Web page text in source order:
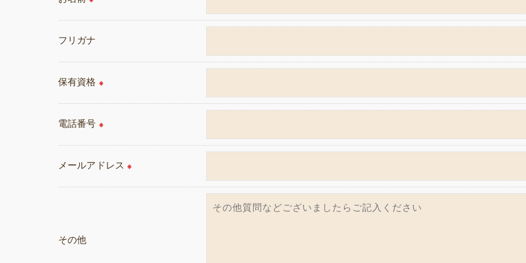
当社では、利用目的の達成に必要な範囲において、個人情報を外部に委託する場合があります。
当社では、個人情報の漏洩等がなされないよう、適切に安全管理対策を実施します。
＜個人情報を与えなかった場合に生じる結果＞
当社では、お客様の個人情報の開示･訂正･削除・利用停止の手続を定めさせて頂いております。
個人情報の開示･訂正･削除・利用停止の具体的手続きにつきましては、お電話でお問合せ下さい。
フリガナ
保有資格 ※
電話番号 ※
メールアドレス ※
その他